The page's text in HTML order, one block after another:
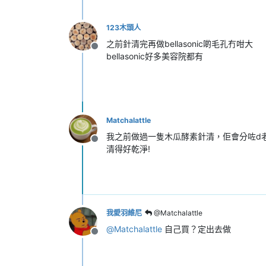
離線
123木頭人
之前針清完再做bellasonic啲毛孔冇咁大
bellasonic好多美容院都有
離線
Matchalattle
我之前做過一隻木瓜酵素針清，佢會分咗d
清得好乾淨!
離線
我愛羽維尼 @Matchalattle
@Matchalattle 自己買？定出去做